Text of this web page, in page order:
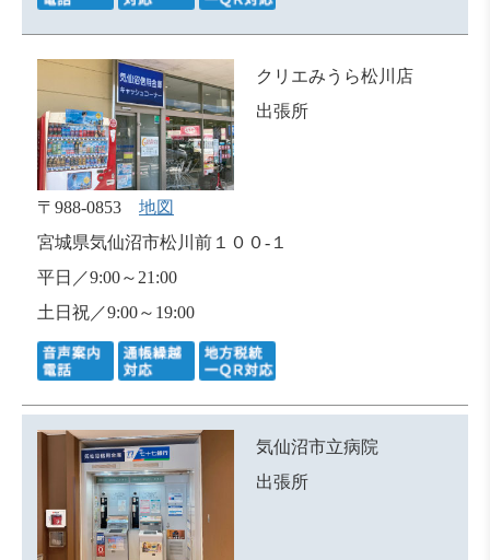
クリエみうら松川店
出張所
〒988-0853 地図
宮城県気仙沼市松川前１００-１
平日／9:00～21:00
土日祝／9:00～19:00
気仙沼市立病院
出張所